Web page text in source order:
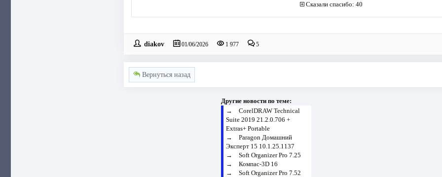
Сказали спасибо: 40
diakov 01/06/2026 1 977 5
Вернуться назад
Другие новости по теме:
→CorelDRAW Technical
Suite 2019 21.2.0.706 +
Extras+ Portable
→Paragon Домашний
Эксперт 15 10.1.25.1137
→Soft Organizer Pro 7.25
→Компас-3D 16
→Soft Organizer Pro 7.52